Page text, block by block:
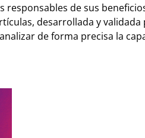
responsables de sus
desarrollada y validada
de forma precisa la